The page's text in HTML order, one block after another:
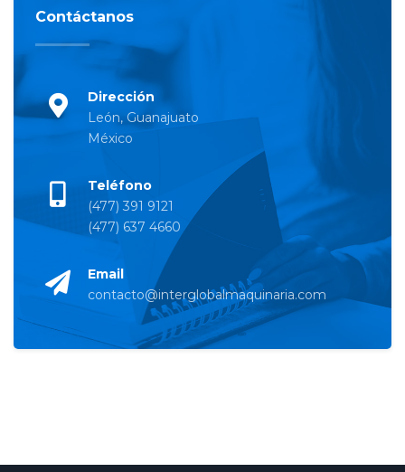
Contáctanos
Dirección
León, Guanajuato
México
Teléfono
(477) 391 9121
(477) 637 4660
Email
contacto@interglobalmaquinaria.com